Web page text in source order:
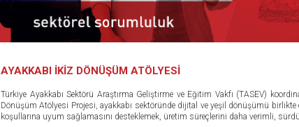
AYAKKABI İKİZ DÖNÜŞÜM ATÖLYESİ
Türkiye Ayakkabı Sektörü Araştırma Geliştirme ve Eğitim Vakfı (TASEV)
Dönüşüm Atölyesi Projesi, ayakkabı sektöründe dijital ve yeşil dönüşümü
koşullarına uyum sağlamasını desteklemek, üretim süreçlerini daha verimli,